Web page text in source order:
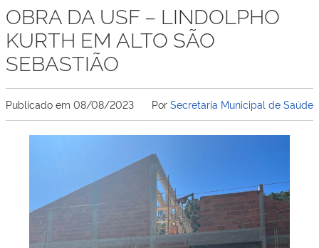
OBRA DA USF – LINDOLPHO
KURTH EM ALTO SÃO
SEBASTIÃO
Publicado em 08/08/2023 Por Secretaria Municipal de Saúde